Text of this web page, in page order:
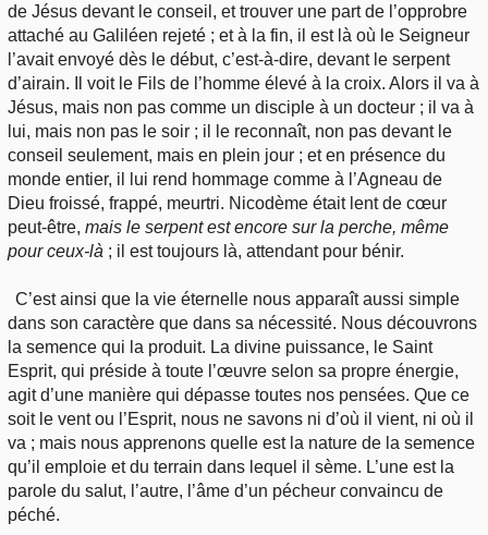
de Jésus devant le conseil, et trouver une part de l’opprobre
attaché au Galiléen rejeté ; et à la fin, il est là où le Seigneur
l’avait envoyé dès le début, c’est-à-dire, devant le serpent
d’airain. Il voit le Fils de l’homme élevé à la croix. Alors il va à
Jésus, mais non pas comme un disciple à un docteur ; il va à
lui, mais non pas le soir ; il le reconnaît, non pas devant le
conseil seulement, mais en plein jour ; et en présence du
monde entier, il lui rend hommage comme à l’Agneau de
Dieu froissé, frappé, meurtri. Nicodème était lent de cœur
peut-être, mais le serpent est encore sur la perche, même
pour ceux-là ; il est toujours là, attendant pour bénir.
C’est ainsi que la vie éternelle nous apparaît aussi simple
dans son caractère que dans sa nécessité. Nous découvrons
la semence qui la produit. La divine puissance, le Saint
Esprit, qui préside à toute l’œuvre selon sa propre énergie,
agit d’une manière qui dépasse toutes nos pensées. Que ce
soit le vent ou l’Esprit, nous ne savons ni d’où il vient, ni où il
va ; mais nous apprenons quelle est la nature de la semence
qu’il emploie et du terrain dans lequel il sème. L’une est la
parole du salut, l’autre, l’âme d’un pécheur convaincu de
péché.